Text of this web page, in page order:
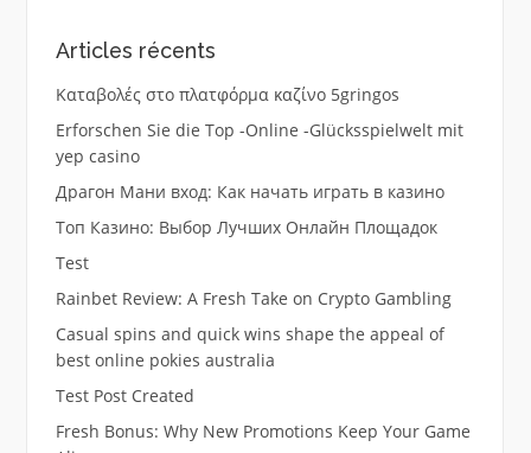
Articles récents
Καταβολές στο πλατφόρμα καζίνο 5gringos
Erforschen Sie die Top -Online -Glücksspielwelt mit
yep casino
Драгон Мани вход: Как начать играть в казино
Топ Казино: Выбор Лучших Онлайн Площадок
Test
Rainbet Review: A Fresh Take on Crypto Gambling
Casual spins and quick wins shape the appeal of
best online pokies australia
Test Post Created
Fresh Bonus: Why New Promotions Keep Your Game